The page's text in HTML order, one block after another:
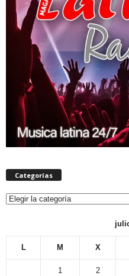
Categorías
Categorías
L M X
1 2